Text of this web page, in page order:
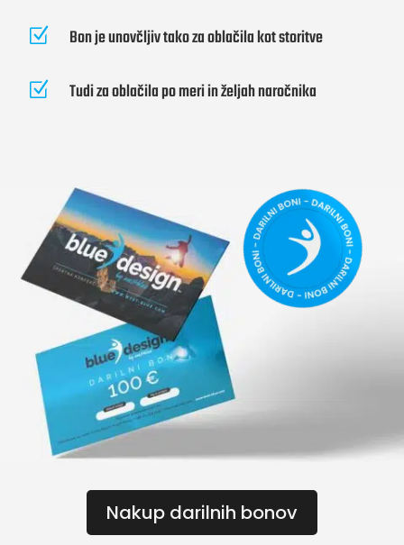
Z Bon je unovčljiv tako za oblačila kot storitve
Z Tudi za oblačila po meri in željah naročnika
Nakup darilnih bonov